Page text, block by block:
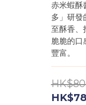
赤米蝦酥
多」研發
至酥香、
脆脆的口
豐富。